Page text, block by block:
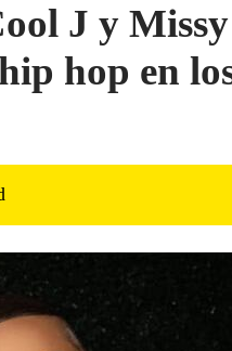
J y Missy
hop en